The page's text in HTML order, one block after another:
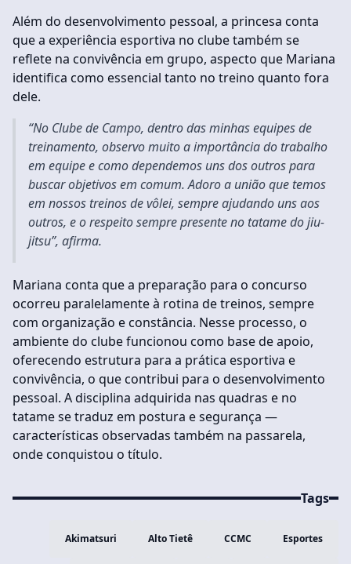
Além do desenvolvimento pessoal, a princesa conta
que a experiência esportiva no clube também se
reflete na convivência em grupo, aspecto que Mariana
identifica como essencial tanto no treino quanto fora
dele.
“No Clube de Campo, dentro das minhas equipes de
treinamento, observo muito a importância do trabalho
em equipe e como dependemos uns dos outros para
buscar objetivos em comum. Adoro a união que temos
em nossos treinos de vôlei, sempre ajudando uns aos
outros, e o respeito sempre presente no tatame do jiu-
jitsu”, afirma.
Mariana conta que a preparação para o concurso
ocorreu paralelamente à rotina de treinos, sempre
com organização e constância. Nesse processo, o
ambiente do clube funcionou como base de apoio,
oferecendo estrutura para a prática esportiva e
convivência, o que contribui para o desenvolvimento
pessoal. A disciplina adquirida nas quadras e no
tatame se traduz em postura e segurança —
características observadas também na passarela,
onde conquistou o título.
Tags
Akimatsuri Alto Tietê CCMC Esportes